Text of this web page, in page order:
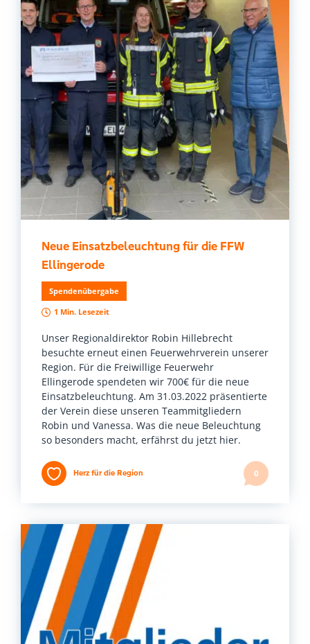
Neue Einsatzbeleuchtung für die FFW
Ellingerode
Spendenübergabe
1 Min. Lesezeit
Unser Regionaldirektor Robin Hillebrecht
besuchte erneut einen Feuerwehrverein unserer
Region. Für die Freiwillige Feuerwehr
Ellingerode spendeten wir 700€ für die neue
Einsatzbeleuchtung. Am 31.03.2022 präsentierte
der Verein diese unseren Teammitgliedern
Robin und Vanessa. Was die neue Beleuchtung
so besonders macht, erfährst du jetzt hier.
Herz für die Region 0